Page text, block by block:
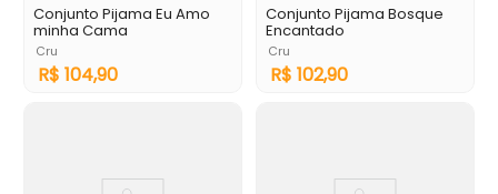
Conjunto Pijama Eu Amo
minha Cama
Cru
R$ 104,90
Conjunto Pijama Bosque
Encantado
Cru
R$ 102,90